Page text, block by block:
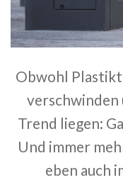
Obwohl
verschwinden
Trend liegen:
Und immer
eben auch